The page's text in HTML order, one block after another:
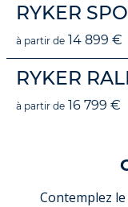
RYKER
à partir de 14 899 €
RYKER
à partir de 16 799 €
Contemplez le